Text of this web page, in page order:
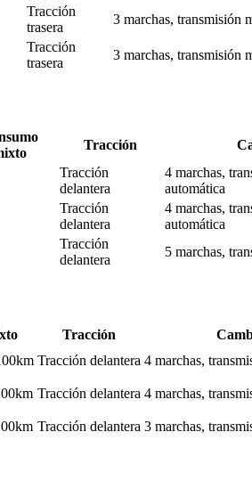
Tracción
trasera
3 marchas, transmisión
Tracción
trasera
3 marchas, transmisión
Tracción
Tracción
delantera
4 marchas,
automática
Tracción
delantera
4 marchas,
automática
Tracción
delantera
5 marchas,
Tracción
Tracción delantera 4 marchas,
Tracción delantera 4 marchas,
Tracción delantera 3 marchas,